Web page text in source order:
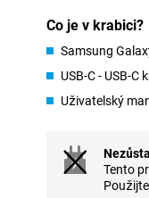
funkce umělé
snadno skládat
Robustní a
Společnost
elegantní vzhled.
2. Díky tomu je
Samsung navíc
Co je v krabici?
Samsung
USB-C - USB-C
Uživatelský
Tento